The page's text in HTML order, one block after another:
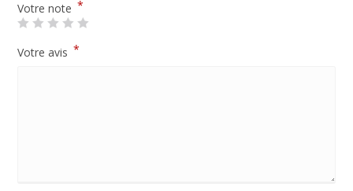
Votre note *
Votre avis *